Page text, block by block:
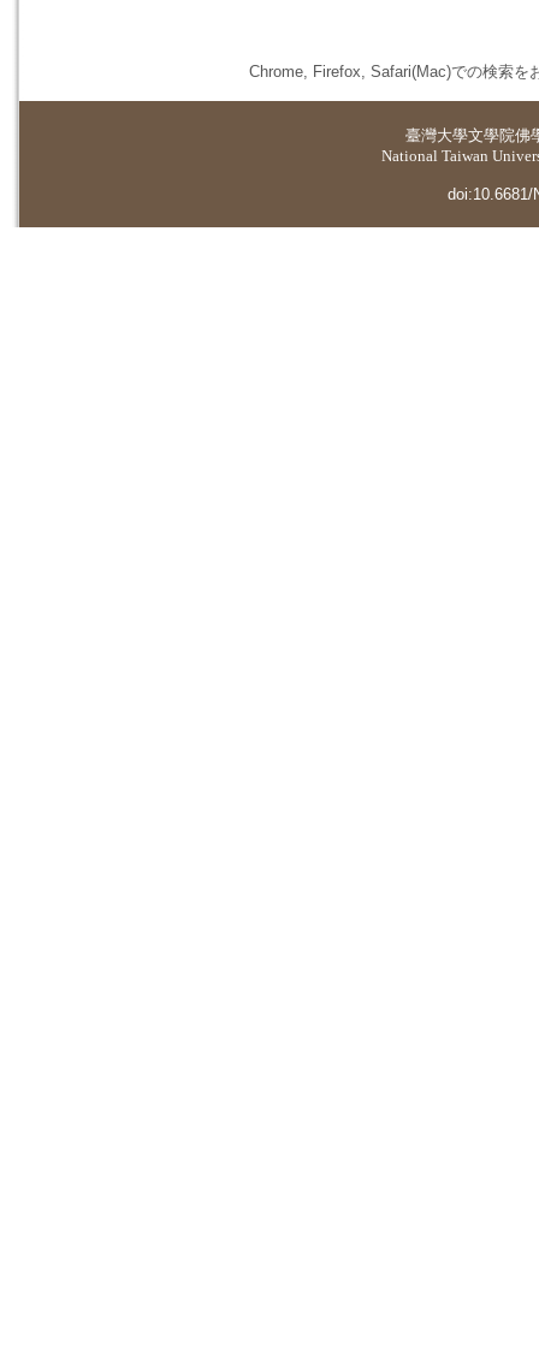
Chrome, Firefox, Safari(Mac)での検索を
臺灣大學文學院佛
National Taiwan
doi:10.6681/